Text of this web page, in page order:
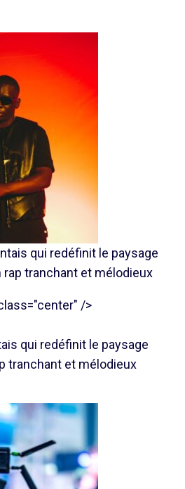
qui redéfinit le paysage
tranchant et mélodieux
/>
qui redéfinit le paysage
tranchant et mélodieux